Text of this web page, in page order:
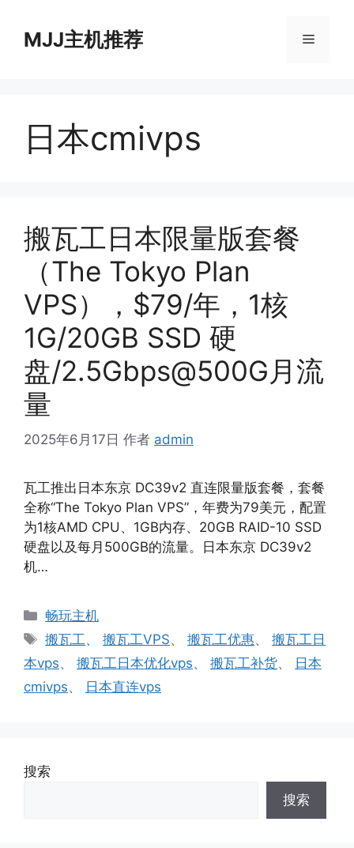
MJJ主机推荐 菜
日本cmivps
搬瓦工日本限量版套餐
（The Tokyo Plan
VPS），$79/年，1核
1G/20GB SSD 硬
盘/2.5Gbps@500G月流
量
2025年6月17日 作者 admin
瓦工推出日本东京 DC39v2 直连限量版套餐，套餐
全称“The Tokyo Plan VPS”，年费为79美元，配置
为1核AMD CPU、1GB内存、20GB RAID-10 SSD
硬盘以及每月500GB的流量。日本东京 DC39v2
机…
分
类
畅玩主机
标
搬瓦工 、搬瓦工VPS、搬瓦工优惠、搬瓦工日
本vps、 搬瓦工日本优化vps、 搬瓦工补货、 日本
cmivps、 日本直连vps
搜索
搜索